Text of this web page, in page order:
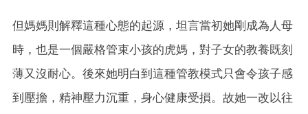
但媽媽則解釋這種心態的起源，坦言當初她剛成為人母
時，也是一個嚴格管束小孩的虎媽，對子女的教養既刻
薄又沒耐心。後來她明白到這種管教模式只會令孩子感
到壓擔，精神壓力沉重，身心健康受損。故她一改以往